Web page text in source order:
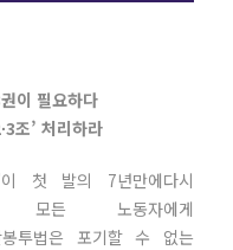
이 필요하다
조’ 처리하라
이 첫 발의 7년만에다시
든 노동자에게
봉투법은 포기할 수 없는